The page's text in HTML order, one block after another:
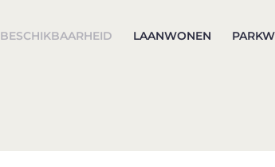
BESCHIKBAARHEID LAANWONEN